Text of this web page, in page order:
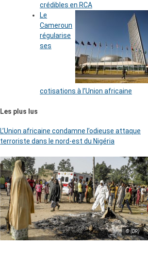
crédibles en RCA
Le
Cameroun
régularise
ses
cotisations à l’Union africaine
Les plus lus
L’Union africaine condamne l’odieuse attaque
terroriste dans le nord-est du Nigéria
© (DR)